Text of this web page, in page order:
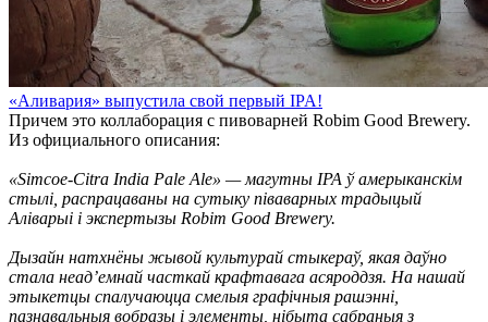
«Аливария» выпустила свой первый IPA!
Причем это коллаборация с пивоварней Robim Good Brewery.
Из официального описания:
«Simcoe-Citra India Pale Ale» — магутны IPA ў амерыканскім
стылі, распрацаваны на сутыку піваварных традыцый
Аліварыі і экспертызы Robim Good Brewery.
Дызайн натхнёны жывой культурай стыкераў, якая даўно
стала неад’емнай часткай крафтавага асяроддзя. На нашай
этыкетцы спалучаюцца смелыя графічныя рашэнні,
пазнавальныя вобразы і элементы, нібыта сабраныя з